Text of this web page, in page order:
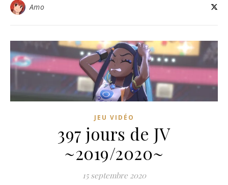
Amo
JEU VIDÉO
397 jours de JV
~2019/2020~
15 septembre 2020